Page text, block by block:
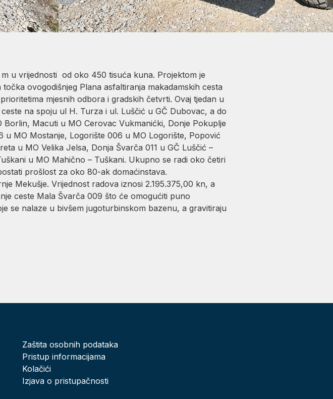
u vrijednosti od oko 450 tisuća kuna. Projektom je
ovogodišnjeg Plana asfaltiranja makadamskih cesta
mjesnih odbora i gradskih četvrti. Ovaj tjedan u
na spoju ul H. Turza i ul. Luščić u GČ Dubovac, a do
Macuti u MO Cerovac Vukmanićki, Donje Pokuplje
MO Mostanje, Logorište 006 u MO Logorište, Popović
u MO Velika Jelsa, Donja Švarča 011 u GČ Luščić –
u MO Mahično – Tuškani. Ukupno se radi oko četiri
prošlost za oko 80-ak domaćinstava.
Mekušje. Vrijednost radova iznosi 2.195.375,00 kn, a
ceste Mala Švarča 009 što će omogućiti puno
se nalaze u bivšem jugoturbinskom bazenu, a gravitiraju
Zaštita osobnih podataka
Pristup informacijama
Kolačići
Izjava o pristupačnosti